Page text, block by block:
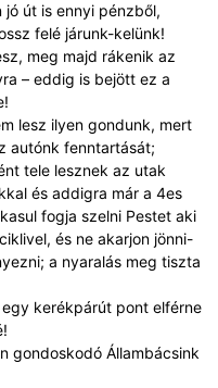
út is ennyi pénzből,
felé járunk-kelünk!
meg majd rákenik az
– eddig is bejött ez a
lesz ilyen gondunk, mert
autónk fenntartását;
tele lesznek az utak
és addigra már a 4es
fogja szelni Pestet aki
és ne akarjon jönni-
a nyaralás meg tiszta
kerékpárút pont elférne
gondoskodó Állambácsink